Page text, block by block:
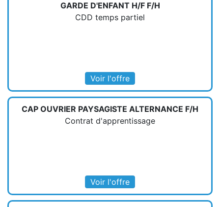
GARDE D'ENFANT H/F F/H
CDD temps partiel
Voir l'offre
CAP OUVRIER PAYSAGISTE ALTERNANCE F/H
Contrat d'apprentissage
Voir l'offre